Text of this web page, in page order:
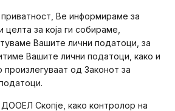
Ве информираме за
за која ги собираме,
Вашите лични податоци, за
Вашите лични податоци, како и
од Законот за
Скопје, како контролор на